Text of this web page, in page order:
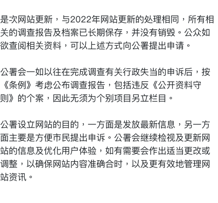
是次网站更新，与2022年网站更新的处理相同，所有相
关的调查报告及档案已长期保存，并没有销毁。公众如
欲查阅相关资料，可以上述方式向公署提出申请。
公署会一如以往在完成调查有关行政失当的申诉后，按
《条例》考虑公布调查报告，包括违反《公开资料守
则》的个案，因此无须为个别项目另立栏目。
公署设立网站的目的，一方面是发放最新信息，另一方
面主要是方便市民提出申诉。公署会继续检视及更新网
站的信息及优化用户体验，如有需要会作出适当更改或
调整，以确保网站内容准确合时，以及更有效地管理网
站资讯。